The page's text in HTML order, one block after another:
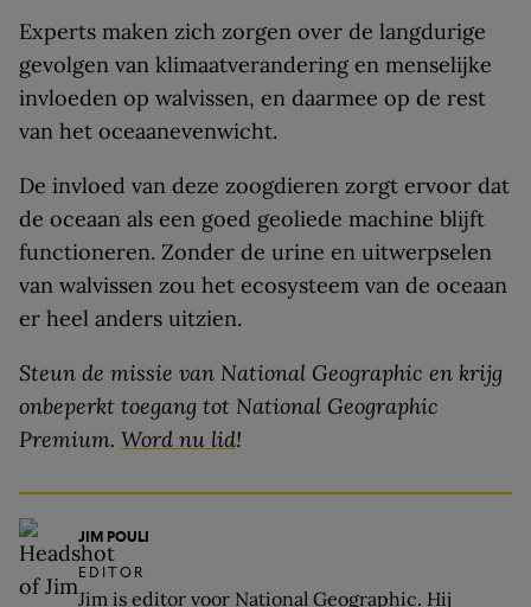
Experts maken zich zorgen over de langdurige
gevolgen van klimaatverandering en menselijke
invloeden op walvissen, en daarmee op de rest
van het oceaanevenwicht.
De invloed van deze zoogdieren zorgt ervoor dat
de oceaan als een goed geoliede machine blijft
functioneren. Zonder de urine en uitwerpselen
van walvissen zou het ecosysteem van de oceaan
er heel anders uitzien.
Steun de missie van National Geographic en krijg
onbeperkt toegang tot National Geographic
Premium. Word nu lid!
JIM POULI
EDITOR
Jim is editor voor National Geographic. Hij